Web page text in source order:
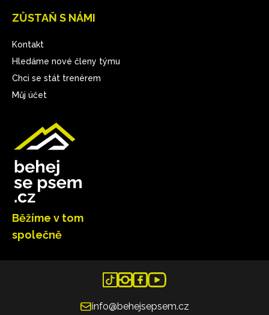
Běžíme v tom
společně
ZŮSTAŇ S NÁMI
Kontakt
Hledáme nové členy týmu
Chci se stát trenérem
Můj účet
info@behejsepsem.cz